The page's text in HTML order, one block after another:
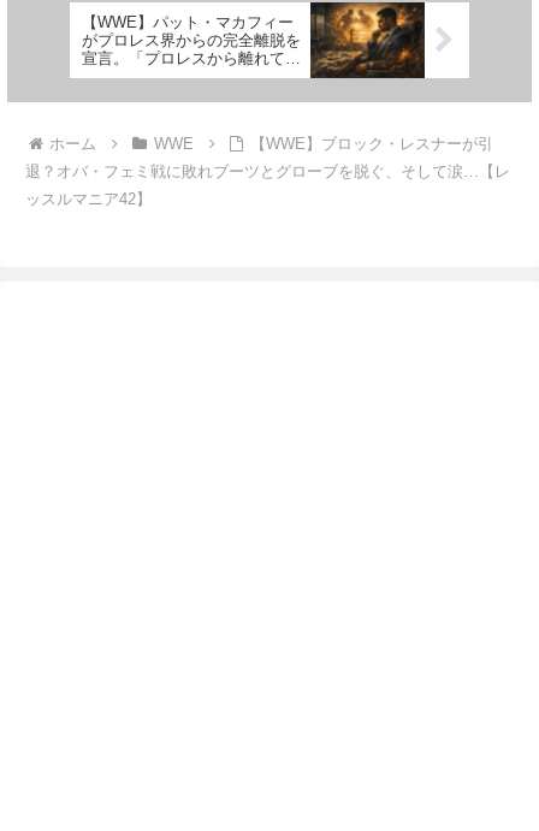
【WWE】パット・マカフィー
がプロレス界からの完全離脱を
宣言。「プロレスから離れて迎
える、2017年以来初めての朝だ
ホーム WWE
【WWE】ブロック・レスナーが引
退？オバ・フェミ戦に敗れブーツとグローブを脱ぐ、そして涙…【レ
ッスルマニア42】